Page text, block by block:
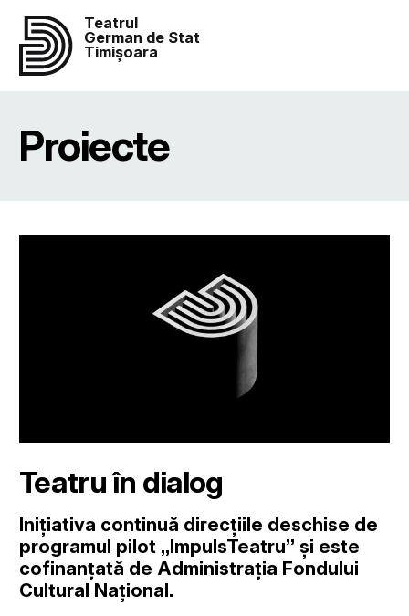
Teatrul
German de Stat
Timișoara
Proiecte
Teatru în dialog
Inițiativa continuă direcțiile deschise de
programul pilot „ImpulsTeatru” și este
cofinanțată de Administrația Fondului
Cultural Național.